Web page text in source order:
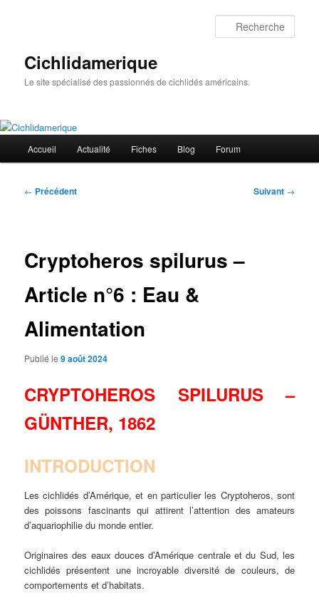
Cichlidamerique
Le site spécialisé des passionnés de cichlidés américains.
principal
Accueil Actualité Fiches Blog Forum
Navigation
← Précédent Suivant →
Cryptoheros spilurus –
Article n°6 : Eau &
Alimentation
Publié le9 août 2024
CRYPTOHEROS SPILURUS –
GÜNTHER, 1862
INTRODUCTION
Les cichlidés d’Amérique, et en particulier les Cryptoheros, sont
des poissons fascinants qui attirent l’attention des amateurs
d’aquariophilie du monde entier.
Originaires des eaux douces d’Amérique centrale et du Sud, les
cichlidés présentent une incroyable diversité de couleurs, de
comportements et d’habitats.